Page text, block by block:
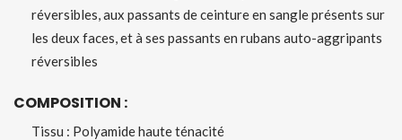
réversibles, aux passants de ceinture en sangle présents sur
les deux faces, et à ses passants en rubans auto-aggripants
réversibles
COMPOSITION :
Tissu : Polyamide haute ténacité